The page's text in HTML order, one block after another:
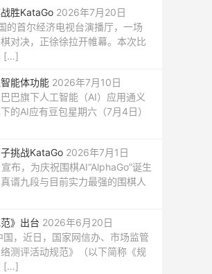
胜KataGo 2026年7月20日
的首尔经济电视台演播厅，一场
对决，正徐徐拉开帷幕。本次比
[…]
能体功能 2026年7月10日
巴旗下人工智能（AI）应用通义
的AI应有豆包星期六（7月4日）
挑战KataGo 2026年7月1日
布，为庆祝围棋AI“AlphaGo”诞生
谞九段与目前实力最强的围棋人
》出台 2026年6月20日
，近日，国家网信办、市场监管
测评活动规范》（以下简称《规
[…]